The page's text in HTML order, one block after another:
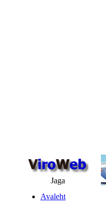
Jaga
Avaleht